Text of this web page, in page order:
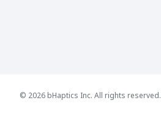
© 2026 bHaptics Inc. All rights reserved.